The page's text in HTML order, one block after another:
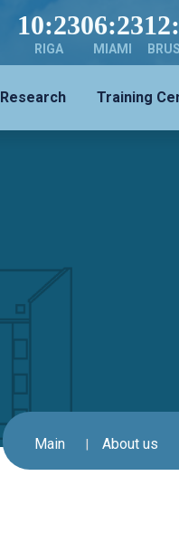
10:23
RIGA
06:23
MIAMI
Research Training
Main About us